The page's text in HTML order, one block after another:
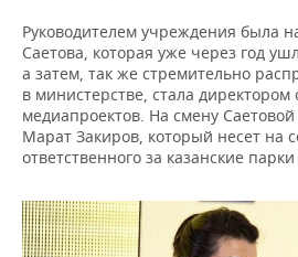
Руководителем учреждения была
Саетова, которая уже через год
а затем, так же стремительно
в министерстве, стала директором
медиапроектов. На смену
Марат Закиров, который несет на
ответственного за казанские